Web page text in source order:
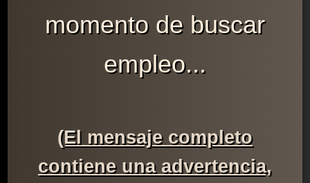
momento de buscar
empleo...
(El mensaje completo
contiene una advertencia,